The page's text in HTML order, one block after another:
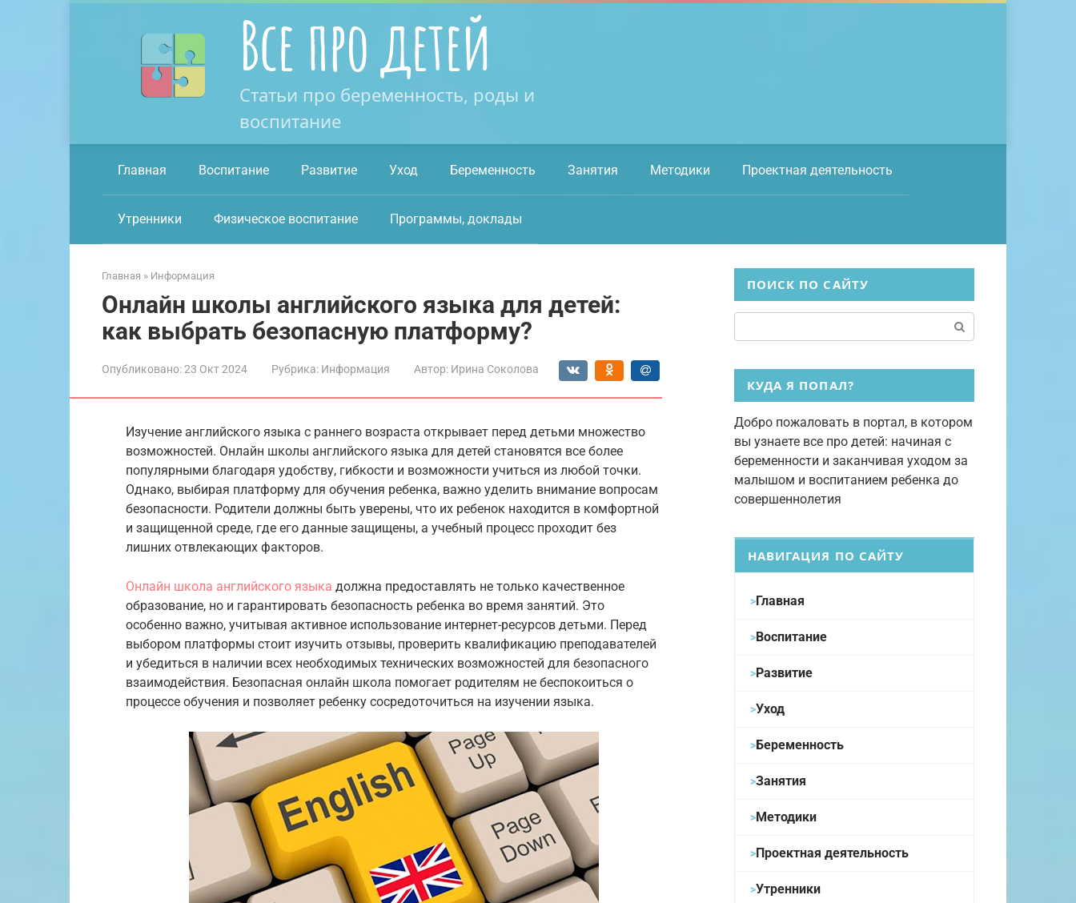
Все про детей
Статьи про беременность, роды и
воспитание
Главная Воспитание Развитие Уход Беременность Занятия Методики Проектная деятельность
Утренники Физическое воспитание Программы, доклады
Главная » Информация
Онлайн школы английского языка для детей:
как выбрать безопасную платформу?
Опубликовано:23 Окт 2024 Рубрика: Информация Автор: Ирина Соколова
Изучение английского языка с раннего возраста открывает перед детьми множество
возможностей. Онлайн школы английского языка для детей становятся все более
популярными благодаря удобству, гибкости и возможности учиться из любой точки.
Однако, выбирая платформу для обучения ребенка, важно уделить внимание вопросам
безопасности. Родители должны быть уверены, что их ребенок находится в комфортной
и защищенной среде, где его данные защищены, а учебный процесс проходит без
лишних отвлекающих факторов.
Онлайн школа английского языка должна предоставлять не только качественное
образование, но и гарантировать безопасность ребенка во время занятий. Это
особенно важно, учитывая активное использование интернет-ресурсов детьми. Перед
выбором платформы стоит изучить отзывы, проверить квалификацию преподавателей
и убедиться в наличии всех необходимых технических возможностей для безопасного
взаимодействия. Безопасная онлайн школа помогает родителям не беспокоиться о
процессе обучения и позволяет ребенку сосредоточиться на изучении языка.
ПОИСК ПО САЙТУ
КУДА Я ПОПАЛ?
Добро пожаловать в портал, в котором
вы узнаете все про детей: начиная с
беременности и заканчивая уходом за
малышом и воспитанием ребенка до
совершеннолетия
НАВИГАЦИЯ ПО САЙТУ
Главная
Воспитание
Развитие
Уход
Беременность
Занятия
Методики
Проектная деятельность
Утренники